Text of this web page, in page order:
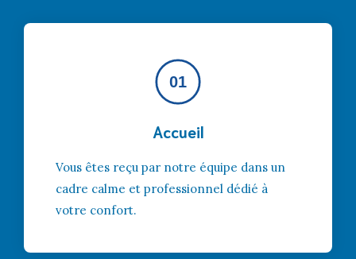
01
Accueil
Vous êtes reçu par notre équipe dans un
cadre calme et professionnel dédié à
votre confort.